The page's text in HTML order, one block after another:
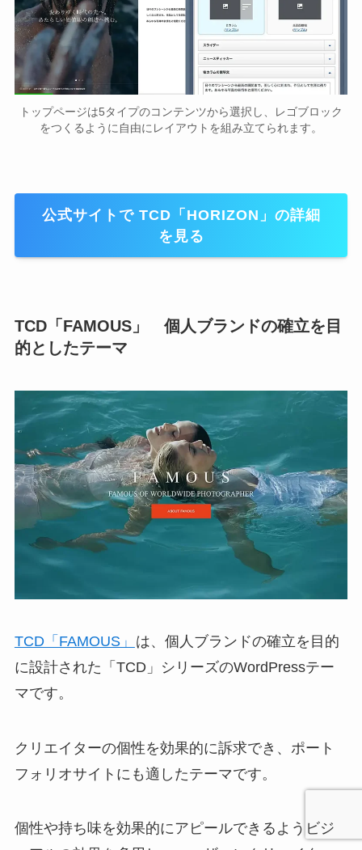
トップページは5タイプのコンテンツから選択し、レゴブロック
をつくるように自由にレイアウトを組み立てられます。
公式サイトで TCD「HORIZON」の詳細
を見る
TCD「 FAMOUS」 個人ブランドの確立を目
的としたテーマ
TCD「FAMOUS」 は、個人ブランドの確立を目的
に設計された「TCD」シリーズのWordPressテー
マです。
クリエイターの個性を効果的に訴求でき、ポート
フォリオサイトにも適したテーマです。
個性や持ち味を効果的にアピールできるようビジ